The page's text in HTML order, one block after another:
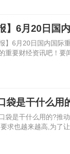
】6月20日国
报】6月20日国内国际
重要财经资讯吧！要
袋是干什么用
袋是干什么用的?推
求也越来越高,为了